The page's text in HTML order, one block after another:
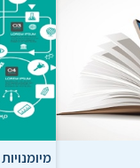
מיומנויות